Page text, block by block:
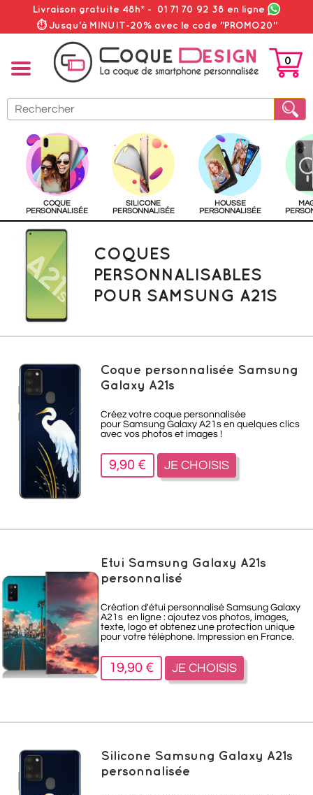
Livraison gratuite 48h* - 01 71 70 92 38 en ligne
⏱ Jusqu'à MINUIT-20% avec le code "PROMO20"
PANIER
0
COQUE
PERSONNALISÉE
SILICONE
PERSONNALISÉE
HOUSSE
PERSONNALISÉE
COQUES
PERSONNALISABLES
POUR SAMSUNG A21S
Coque personnalisée Samsung
Galaxy A21s
Créez votre coque personnalisée
pour Samsung Galaxy A21s en quelques clics
avec vos photos et images !
9,90 € JE CHOISIS
Etui Samsung Galaxy A21s
personnalisé
Création d'étui personnalisé Samsung Galaxy
A21s en ligne : ajoutez vos photos, images,
texte, logo et obtenez une protection unique
pour votre téléphone. Impression en France.
19,90 € JE CHOISIS
Silicone Samsung Galaxy A21s
personnalisée